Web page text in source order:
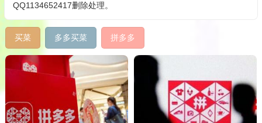
QQ1134652417删除处理。
买菜 多多买菜 拼多多